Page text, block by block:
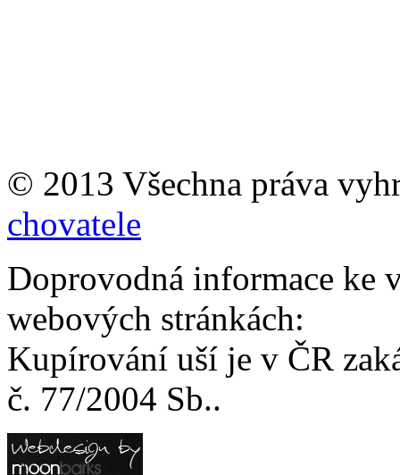
© 2013 Všechna práva
chovatele
Doprovodná informace ke
webových stránkách:
Kupírování uší je v ČR
č. 77/2004 Sb..